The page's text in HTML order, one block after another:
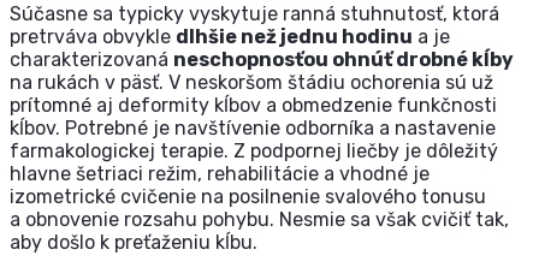
Súčasne sa typicky vyskytuje ranná stuhnutosť, ktorá
pretrváva obvykle dlhšie než jednu hodinu a je
charakterizovaná neschopnosťou ohnúť drobné kĺby
na rukách v päsť. V neskoršom štádiu ochorenia sú už
prítomné aj deformity kĺbov a obmedzenie funkčnosti
kĺbov. Potrebné je navštívenie odborníka a nastavenie
farmakologickej terapie. Z podpornej liečby je dôležitý
hlavne šetriaci režim, rehabilitácie a vhodné je
izometrické cvičenie na posilnenie svalového tonusu
a obnovenie rozsahu pohybu. Nesmie sa však cvičiť tak,
aby došlo k preťaženiu kĺbu.